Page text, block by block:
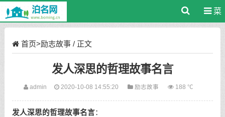
菜
首页>励志故事/ 正文
发人深思的哲理故事名言
admin 2020-10-08 14:55:20 励志故事 188 ℃
发人深思的哲理故事名言：